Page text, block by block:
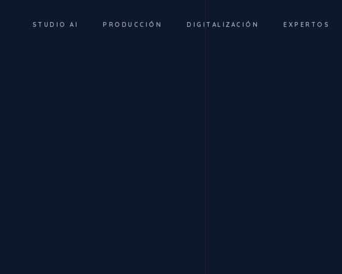
STUDIO AI PRODUCCIÓN DIGITALIZACIÓN EXPERTOS